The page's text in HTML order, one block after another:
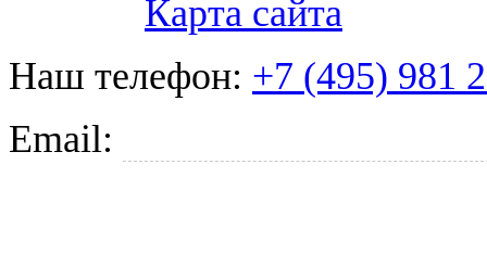
Карта сайта
Наш телефон: +7 (495) 981
Email: